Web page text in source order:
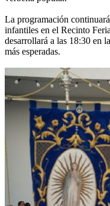
La programación
infantiles en el Recinto
desarrollará a las 18:30 en
más esperadas.